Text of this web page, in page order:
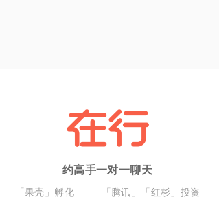
约高手一对一聊天
「果壳」孵化 「腾讯」「红杉」投资